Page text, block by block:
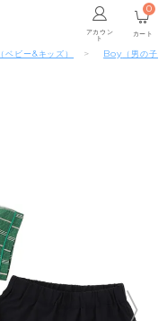
アカウン
ト カート
0
（ベビー&キッズ） Boy （男の子）